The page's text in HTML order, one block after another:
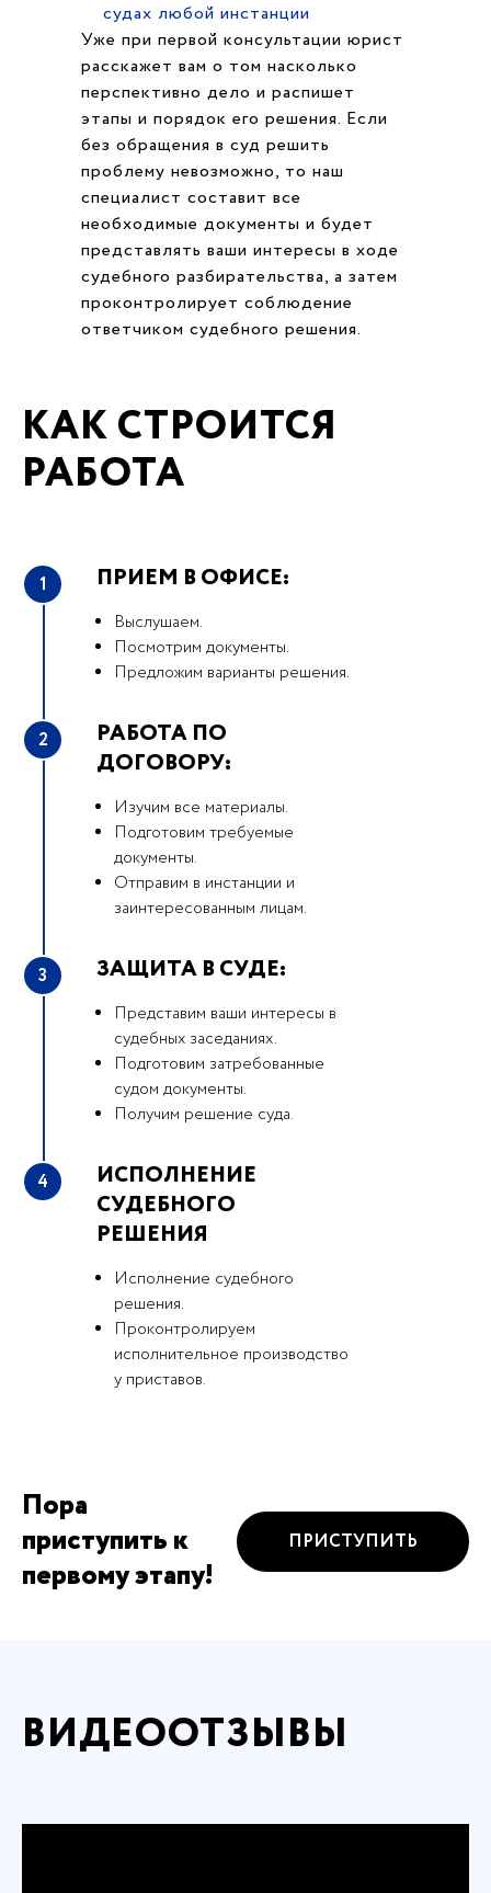
судах любой инстанции
Уже при первой консультации юрист
расскажет вам о том насколько
перспективно дело и распишет
этапы и порядок его решения. Если
без обращения в суд решить
проблему невозможно, то наш
специалист составит все
необходимые документы и будет
представлять ваши интересы в ходе
судебного разбирательства, а затем
проконтролирует соблюдение
ответчиком судебного решения.
КАК СТРОИТСЯ
РАБОТА
1 ПРИЕМ В ОФИСЕ:
Выслушаем.
Посмотрим документы.
Предложим варианты решения.
2
РАБОТА ПО
ДОГОВОРУ:
Изучим все материалы.
Подготовим требуемые
документы.
Отправим в инстанции и
заинтересованным лицам.
3 ЗАЩИТА В СУДЕ:
Представим ваши интересы в
судебных заседаниях.
Подготовим затребованные
судом документы.
Получим решение суда.
4
ИСПОЛНЕНИЕ
СУДЕБНОГО
РЕШЕНИЯ
Исполнение судебного
решения.
Проконтролируем
исполнительное производство
у приставов.
Пора
приступить к
первому этапу!
ПРИСТУПИТЬ
ВИДЕООТЗЫВЫ